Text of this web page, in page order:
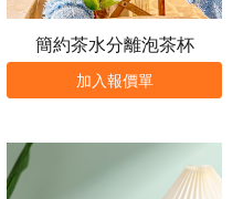
簡約茶水分離泡茶杯
加入報價單